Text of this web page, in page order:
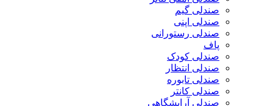
صندلی گیم
صندلی اپنی
صندلی رستورانی
پاف
صندلی کودک
صندلی انتظار
صندلی تابوره
صندلی کانتر
صندلی آرایشگاهی